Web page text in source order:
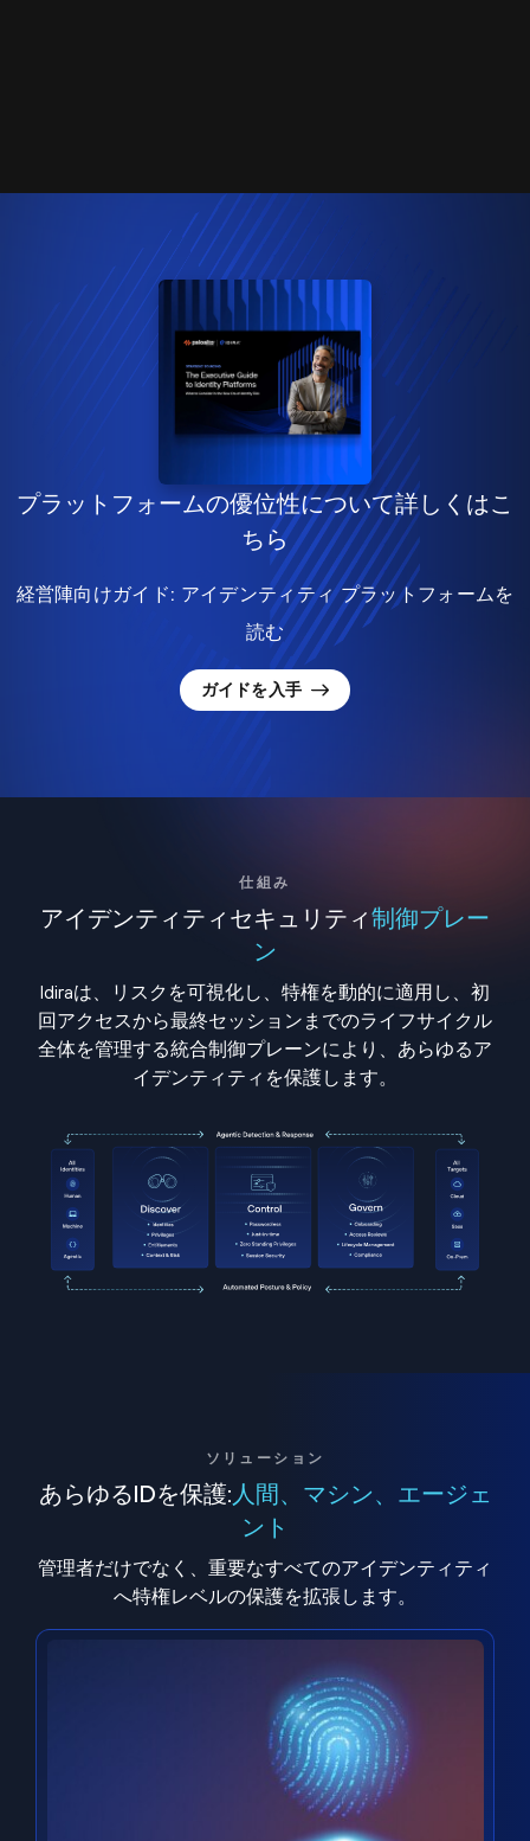
プラットフォームの優位性について詳しくはこ
ちら
経営陣向けガイド: アイデンティティ プラットフォームを
読む
ガイドを入手
仕組み
アイデンティティセキュリティ制御プレー
ン
Idiraは、リスクを可視化し、特権を動的に適用し、初
回アクセスから最終セッションまでのライフサイクル
全体を管理する統合制御プレーンにより、あらゆるア
イデンティティを保護します。
ソリューション
あらゆるIDを保護: 人間、マシン、エージェ
ント
管理者だけでなく、重要なすべてのアイデンティティ
へ特権レベルの保護を拡張します。